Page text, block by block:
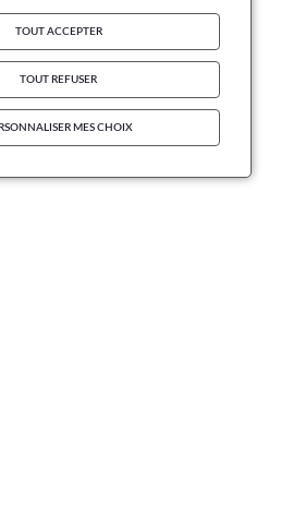
TOUT ACCEPTER
TOUT REFUSER
MES CHOIX